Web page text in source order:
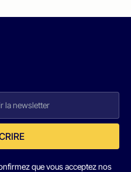
que vous acceptez nos